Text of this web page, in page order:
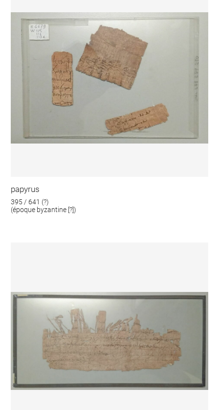
papyrus
395 / 641 (?)
(époque byzantine [?])